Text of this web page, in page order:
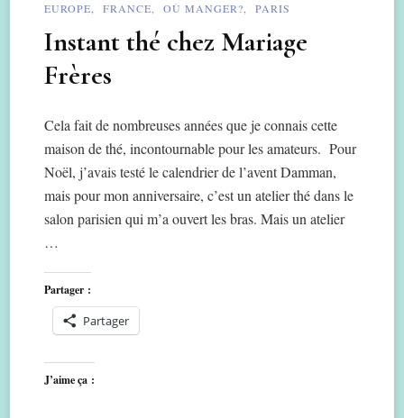
EUROPE FRANCE OÙ MANGER? PARIS
Instant thé chez Mariage
Frères
Cela fait de nombreuses années que je connais cette
maison de thé, incontournable pour les amateurs. Pour
Noël, j’avais testé le calendrier de l’avent Damman,
mais pour mon anniversaire, c’est un atelier thé dans le
salon parisien qui m’a ouvert les bras. Mais un atelier
…
Partager :
Partager
J’aime ça :